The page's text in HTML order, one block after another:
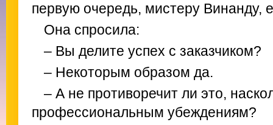
первую очередь, мистеру Винанду,
Она спросила:
– Вы делите успех с заказчиком?
– Некоторым образом да.
– А не противоречит ли это,
профессиональным убеждениям?